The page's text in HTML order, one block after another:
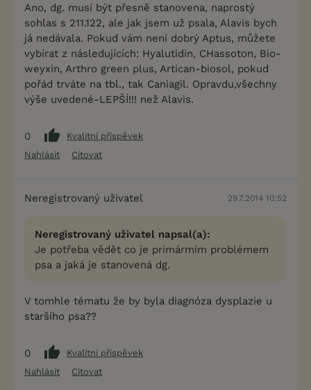
Ano, dg. musí být přesně stanovena, naprostý
sohlas s 211.122, ale jak jsem už psala, Alavis bych
já nedávala. Pokud vám není dobrý Aptus, můžete
vybírat z následujících: Hyalutidin, CHassoton, Bio-
weyxin, Arthro green plus, Artican-biosol, pokud
pořád trváte na tbl., tak Caniagil. Opravdu,všechny
výše uvedené-LEPŠÍ!!! než Alavis.
0
Kvalitní příspěvek
Nahlásit
Citovat
Neregistrovaný uživatel 29.7.2014 10:52
Neregistrovaný uživatel napsal(a):
Je potřeba vědět co je primármím problémem
psa a jaká je stanovená dg.
V tomhle tématu že by byla diagnóza dysplazie u
staršího psa??
0
Kvalitní příspěvek
Nahlásit
Citovat